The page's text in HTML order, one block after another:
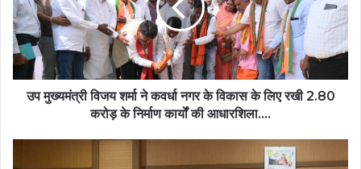
ने
कवर्धा
नगर
के
विकास
उप मुख्यमंत्री विजय शर्मा ने कवर्धा नगर के विकास के लिए रखी 2.80
करोड़ के निर्माण कार्यों की आधारशिला….